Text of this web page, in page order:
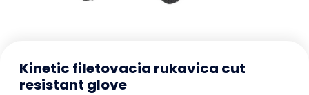
Kinetic filetovacia rukavica cut
resistant glove